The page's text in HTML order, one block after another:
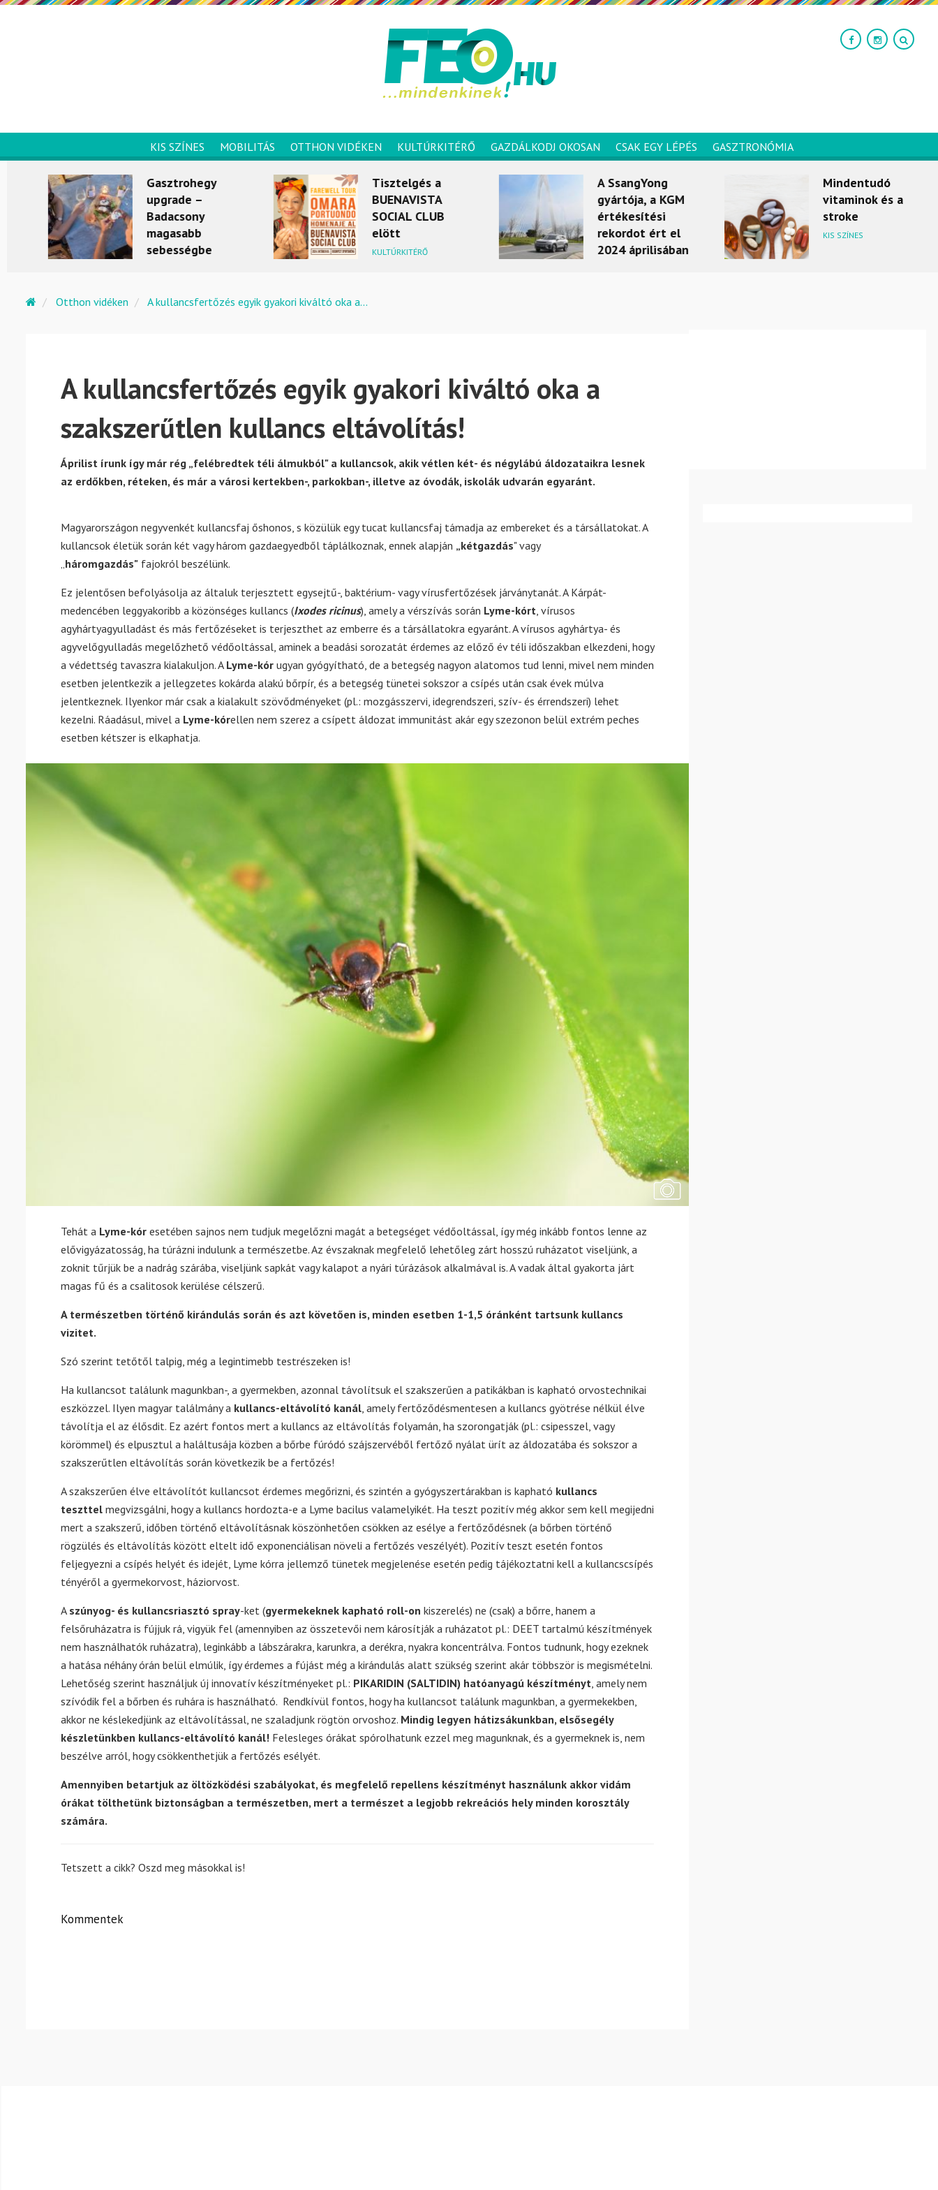
KIS SZÍNES MOBILITÁS OTTHON VIDÉKEN KULTÚRKITÉRŐ GAZDÁLKODJ OKOSAN CSAK EGY LÉPÉS GASZTRONÓMIA
Gasztrohegy
upgrade –
Badacsony
magasabb
sebességbe
Tisztelgés a
BUENAVISTA
SOCIAL CLUB
elött
KULTÚRKITÉRŐ
A SsangYong
gyártója, a KGM
értékesítési
rekordot ért el
2024 áprilisában
Mindentudó
vitaminok és a
stroke
KIS SZÍNES
Otthon vidéken A kullancsfertőzés egyik gyakori kiváltó oka a...
A kullancsfertőzés egyik gyakori kiváltó oka a
szakszerűtlen kullancs eltávolítás!
Áprilist írunk így már rég „felébredtek téli álmukból" a kullancsok, akik vétlen két- és négylábú áldozataikra lesnek
az erdőkben, réteken, és már a városi kertekben-, parkokban-, illetve az óvodák, iskolák udvarán egyaránt.
Magyarországon negyvenkét kullancsfaj őshonos, s közülük egy tucat kullancsfaj támadja az embereket és a társállatokat. A
kullancsok életük során két vagy három gazdaegyedből táplálkoznak, ennek alapján „kétgazdás" vagy
„háromgazdás" fajokról beszélünk.
Ez jelentősen befolyásolja az általuk terjesztett egysejtű-, baktérium- vagy vírusfertőzések járványtanát. A Kárpát-
medencében leggyakoribb a közönséges kullancs (Ixodes ricinus), amely a vérszívás során Lyme-kórt, vírusos
agyhártyagyulladást és más fertőzéseket is terjeszthet az emberre és a társállatokra egyaránt. A vírusos agyhártya- és
agyvelőgyulladás megelőzhető védőoltással, aminek a beadási sorozatát érdemes az előző év téli időszakban elkezdeni, hogy
a védettség tavaszra kialakuljon. A Lyme-kór ugyan gyógyítható, de a betegség nagyon alatomos tud lenni, mivel nem minden
esetben jelentkezik a jellegzetes kokárda alakú bőrpír, és a betegség tünetei sokszor a csípés után csak évek múlva
jelentkeznek. Ilyenkor már csak a kialakult szövődményeket (pl.: mozgásszervi, idegrendszeri, szív- és érrendszeri) lehet
kezelni. Ráadásul, mivel a Lyme-kórellen nem szerez a csípett áldozat immunitást akár egy szezonon belül extrém peches
esetben kétszer is elkaphatja.
Tehát a Lyme-kór esetében sajnos nem tudjuk megelőzni magát a betegséget védőoltással, így még inkább fontos lenne az
elővigyázatosság, ha túrázni indulunk a természetbe. Az évszaknak megfelelő lehetőleg zárt hosszú ruházatot viseljünk, a
zoknit tűrjük be a nadrág szárába, viseljünk sapkát vagy kalapot a nyári túrázások alkalmával is. A vadak által gyakorta járt
magas fű és a csalitosok kerülése célszerű.
A természetben történő kirándulás során és azt követően is, minden esetben 1-1,5 óránként tartsunk kullancs
vizitet.
Szó szerint tetőtől talpig, még a legintimebb testrészeken is!
Ha kullancsot találunk magunkban-, a gyermekben, azonnal távolítsuk el szakszerűen a patikákban is kapható orvostechnikai
eszközzel. Ilyen magyar találmány a kullancs-eltávolító kanál, amely fertőződésmentesen a kullancs gyötrése nélkül élve
távolítja el az élősdit. Ez azért fontos mert a kullancs az eltávolítás folyamán, ha szorongatják (pl.: csipesszel, vagy
körömmel) és elpusztul a haláltusája közben a bőrbe fúródó szájszervéből fertőző nyálat ürít az áldozatába és sokszor a
szakszerűtlen eltávolítás során következik be a fertőzés!
A szakszerűen élve eltávolítót kullancsot érdemes megőrizni, és szintén a gyógyszertárakban is kapható kullancs
teszttel megvizsgálni, hogy a kullancs hordozta-e a Lyme bacilus valamelyikét. Ha teszt pozitív még akkor sem kell megijedni
mert a szakszerű, időben történő eltávolításnak köszönhetően csökken az esélye a fertőződésnek (a bőrben történő
rögzülés és eltávolítás között eltelt idő exponenciálisan növeli a fertőzés veszélyét). Pozitív teszt esetén fontos
feljegyezni a csípés helyét és idejét, Lyme kórra jellemző tünetek megjelenése esetén pedig tájékoztatni kell a kullancscsípés
tényéről a gyermekorvost, háziorvost.
A szúnyog- és kullancsriasztó spray-ket (gyermekeknek kapható roll-on kiszerelés) ne (csak) a bőrre, hanem a
felsőruházatra is fújjuk rá, vigyük fel (amennyiben az összetevői nem károsítják a ruházatot pl.: DEET tartalmú készítmények
nem használhatók ruházatra), leginkább a lábszárakra, karunkra, a derékra, nyakra koncentrálva. Fontos tudnunk, hogy ezeknek
a hatása néhány órán belül elmúlik, így érdemes a fújást még a kirándulás alatt szükség szerint akár többször is megismételni.
Lehetőség szerint használjuk új innovatív készítményeket pl.: PIKARIDIN (SALTIDIN) hatóanyagú készítményt, amely nem
szívódik fel a bőrben és ruhára is használható. Rendkívül fontos, hogy ha kullancsot találunk magunkban, a gyermekekben,
akkor ne késlekedjünk az eltávolítással, ne szaladjunk rögtön orvoshoz. Mindig legyen hátizsákunkban, elsősegély
készletünkben kullancs-eltávolító kanál! Felesleges órákat spórolhatunk ezzel meg magunknak, és a gyermeknek is, nem
beszélve arról, hogy csökkenthetjük a fertőzés esélyét.
Amennyiben betartjuk az öltözködési szabályokat, és megfelelő repellens készítményt használunk akkor vidám
órákat tölthetünk biztonságban a természetben, mert a természet a legjobb rekreációs hely minden korosztály
számára.
Tetszett a cikk? Oszd meg másokkal is!
Kommentek